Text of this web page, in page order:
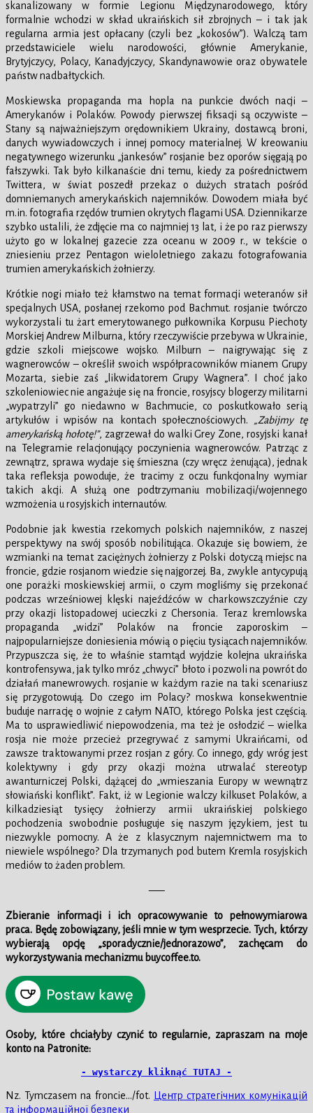
skanalizowany w formie Legionu Międzynarodowego, który
formalnie wchodzi w skład ukraińskich sił zbrojnych – i tak jak
regularna armia jest opłacany (czyli bez „kokosów”). Walczą tam
przedstawiciele wielu narodowości, głównie Amerykanie,
Brytyjczycy, Polacy, Kanadyjczycy, Skandynawowie oraz obywatele
państw nadbałtyckich.
Moskiewska propaganda ma hopla na punkcie dwóch nacji –
Amerykanów i Polaków. Powody pierwszej fiksacji są oczywiste –
Stany są najważniejszym orędownikiem Ukrainy, dostawcą broni,
danych wywiadowczych i innej pomocy materialnej. W kreowaniu
negatywnego wizerunku „jankesów” rosjanie bez oporów sięgają po
fałszywki. Tak było kilkanaście dni temu, kiedy za pośrednictwem
Twittera, w świat poszedł przekaz o dużych stratach pośród
domniemanych amerykańskich najemników. Dowodem miała być
m.in. fotografia rzędów trumien okrytych flagami USA. Dziennikarze
szybko ustalili, że zdjęcie ma co najmniej 13 lat, i że po raz pierwszy
użyto go w lokalnej gazecie zza oceanu w 2009 r., w tekście o
zniesieniu przez Pentagon wieloletniego zakazu fotografowania
trumien amerykańskich żołnierzy.
Krótkie nogi miało też kłamstwo na temat formacji weteranów sił
specjalnych USA, posłanej rzekomo pod Bachmut. rosjanie twórczo
wykorzystali tu żart emerytowanego pułkownika Korpusu Piechoty
Morskiej Andrew Milburna, który rzeczywiście przebywa w Ukrainie,
gdzie szkoli miejscowe wojsko. Milburn – naigrywając się z
wagnerowców – określił swoich współpracowników mianem Grupy
Mozarta, siebie zaś „likwidatorem Grupy Wagnera”. I choć jako
szkoleniowiec nie angażuje się na froncie, rosyjscy blogerzy militarni
„wypatrzyli” go niedawno w Bachmucie, co poskutkowało serią
artykułów i wpisów na kontach społecznościowych. „Zabijmy tę
amerykańską hołotę!”, zagrzewał do walki Grey Zone, rosyjski kanał
na Telegramie relacjonujący poczynienia wagnerowców. Patrząc z
zewnątrz, sprawa wydaje się śmieszna (czy wręcz żenująca), jednak
taka refleksja powoduje, że tracimy z oczu funkcjonalny wymiar
takich akcji. A służą one podtrzymaniu mobilizacji/wojennego
wzmożenia u rosyjskich internautów.
Podobnie jak kwestia rzekomych polskich najemników, z naszej
perspektywy na swój sposób nobilitująca. Okazuje się bowiem, że
wzmianki na temat zaciężnych żołnierzy z Polski dotyczą miejsc na
froncie, gdzie rosjanom wiedzie się najgorzej. Ba, zwykle antycypują
one porażki moskiewskiej armii, o czym mogliśmy się przekonać
podczas wrześniowej klęski najeźdźców w charkowszczyźnie czy
przy okazji listopadowej ucieczki z Chersonia. Teraz kremlowska
propaganda „widzi” Polaków na froncie zaporoskim –
najpopularniejsze doniesienia mówią o pięciu tysiącach najemników.
Przypuszcza się, że to właśnie stamtąd wyjdzie kolejna ukraińska
kontrofensywa, jak tylko mróz „chwyci” błoto i pozwoli na powrót do
działań manewrowych. rosjanie w każdym razie na taki scenariusz
się przygotowują. Do czego im Polacy? moskwa konsekwentnie
buduje narrację o wojnie z całym NATO, którego Polska jest częścią.
Ma to usprawiedliwić niepowodzenia, ma też je osłodzić – wielka
rosja nie może przecież przegrywać z samymi Ukraińcami, od
zawsze traktowanymi przez rosjan z góry. Co innego, gdy wróg jest
kolektywny i gdy przy okazji można utrwalać stereotyp
awanturniczej Polski, dążącej do „wmieszania Europy w wewnątrz
słowiański konflikt”. Fakt, iż w Legionie walczy kilkuset Polaków, a
kilkadziesiąt tysięcy żołnierzy armii ukraińskiej polskiego
pochodzenia swobodnie posługuje się naszym językiem, jest tu
niezwykle pomocny. A że z klasycznym najemnictwem ma to
niewiele wspólnego? Dla trzymanych pod butem Kremla rosyjskich
mediów to żaden problem.
—–
Zbieranie informacji i ich opracowywanie to pełnowymiarowa
praca. Będę zobowiązany, jeśli mnie w tym wesprzecie.Tych, którzy
wybierają opcję „sporadycznie/jednorazowo”, zachęcam do
wykorzystywania mechanizmu buycoffee.to.
Osoby, które chciałyby czynić to regularnie, zapraszam na moje
konto na Patronite:
- wystarczy kliknąć TUTAJ -
Nz. Tymczasem na froncie…/fot. Центр стратегічних комунікацій
та інформаційної безпеки